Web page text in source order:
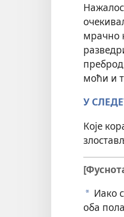
мрачно
моћи и
У
Које
a Иако
оба